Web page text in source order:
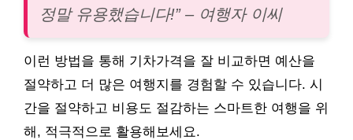
정말 유용했습니다!” – 여행자 이씨
이런 방법을 통해 기차가격을 잘 비교하면 예산을
절약하고 더 많은 여행지를 경험할 수 있습니다. 시
간을 절약하고 비용도 절감하는 스마트한 여행을 위
해, 적극적으로 활용해보세요.